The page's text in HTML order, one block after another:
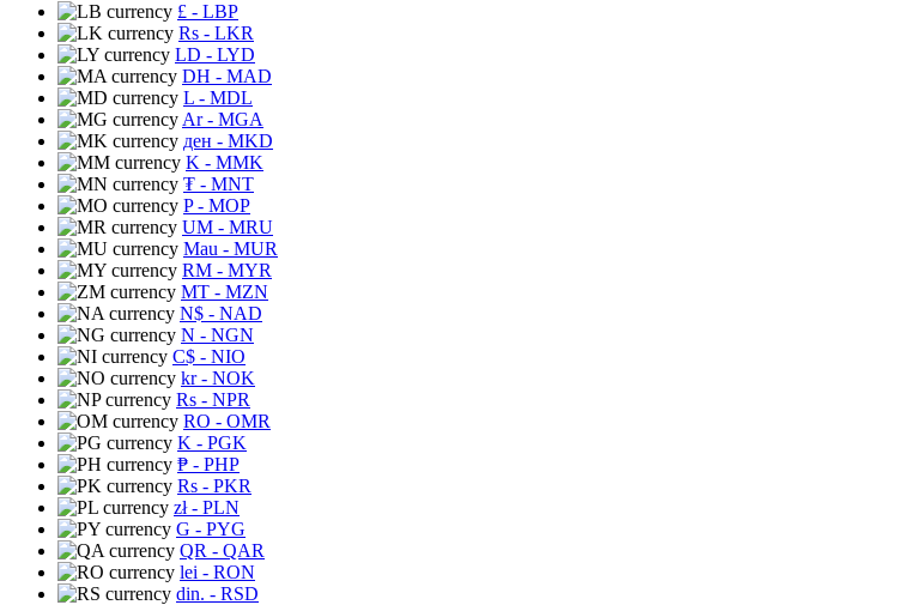
£ - LBP
Rs - LKR
LD - LYD
DH - MAD
L - MDL
Ar- MGA
ден - MKD
K - MMK
₮ - MNT
P- MOP
UM - MRU
Mau - MUR
RM - MYR
MT - MZN
N$ - NAD
N - NGN
C$ - NIO
kr- NOK
Rs - NPR
RO - OMR
K - PGK
₱ - PHP
Rs - PKR
zł- PLN
G - PYG
QR - QAR
lei - RON
din. - RSD